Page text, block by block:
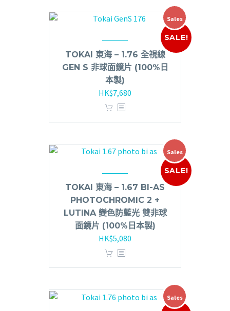
SALE!
Sales
TOKAI 東海 – 1.76 全視線
GEN S 非球面鏡片 (100%日
本製)
HK$7,680
SALE!
Sales
TOKAI 東海 – 1.67 BI-AS
PHOTOCHROMIC 2 +
LUTINA 變色防藍光 雙非球
面鏡片 (100%日本製)
HK$5,080
Sales